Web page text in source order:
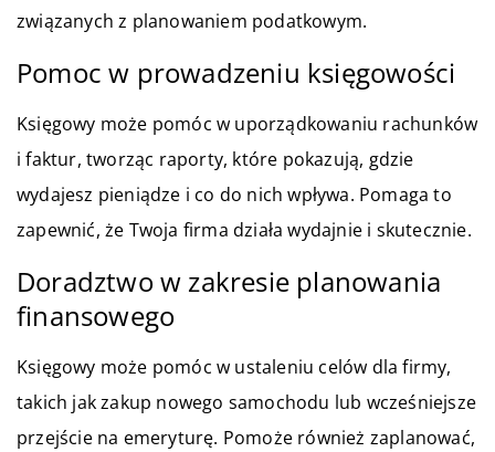
związanych z planowaniem podatkowym.
Pomoc w prowadzeniu księgowości
Księgowy może pomóc w uporządkowaniu rachunków
i faktur, tworząc raporty, które pokazują, gdzie
wydajesz pieniądze i co do nich wpływa. Pomaga to
zapewnić, że Twoja firma działa wydajnie i skutecznie.
Doradztwo w zakresie planowania
finansowego
Księgowy może pomóc w ustaleniu celów dla firmy,
takich jak zakup nowego samochodu lub wcześniejsze
przejście na emeryturę. Pomoże również zaplanować,